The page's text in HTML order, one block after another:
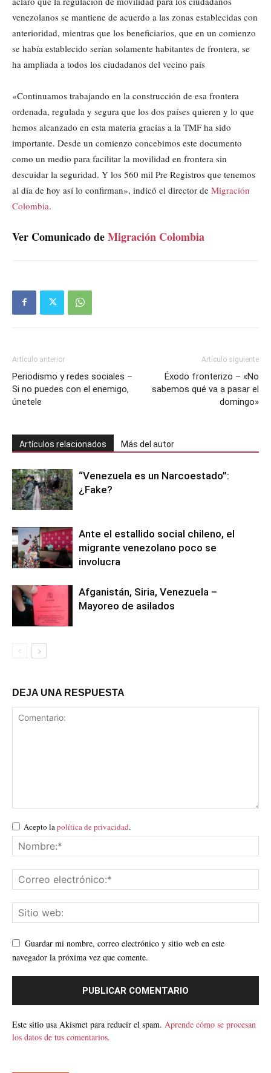
venezolanos se mantiene de acuerdo a las zonas establecidas con
anterioridad, mientras que los beneficiarios, que en un comienzo
se había establecido serían solamente habitantes de frontera, se
ha ampliada a todos los ciudadanos del vecino país
«Continuamos trabajando en la construcción de esa frontera
ordenada, regulada y segura que los dos países quieren y lo que
hemos alcanzado en esta materia gracias a la TMF ha sido
importante. Desde un comienzo concebimos este documento
como un medio para facilitar la movilidad en frontera sin
descuidar la seguridad. Y los 560 mil Pre Registros que tenemos
al día de hoy así lo confirman», indicó el director de Migración
Colombia.
Ver Comunicado deMigración Colombia
Artículo anterior
Periodismo y redes sociales –
Si no puedes con el enemigo,
únetele
Artículo siguiente
Éxodo fronterizo – «No
sabemos qué va a pasar el
domingo»
Artículos relacionados Más del autor
“Venezuela es un Narcoestado”:
¿Fake?
Ante el estallido social chileno, el
migrante venezolano poco se
involucra
Afganistán, Siria, Venezuela –
Mayoreo de asilados
DEJA UNA RESPUESTA
Acepto lapolítica de privacidad.
Guardar mi nombre, correo electrónico y sitio web en este
navegador la próxima vez que comente.
Este sitio usa Akismet para reducir el spam. Aprende cómo se procesan
los datos de tus comentarios.